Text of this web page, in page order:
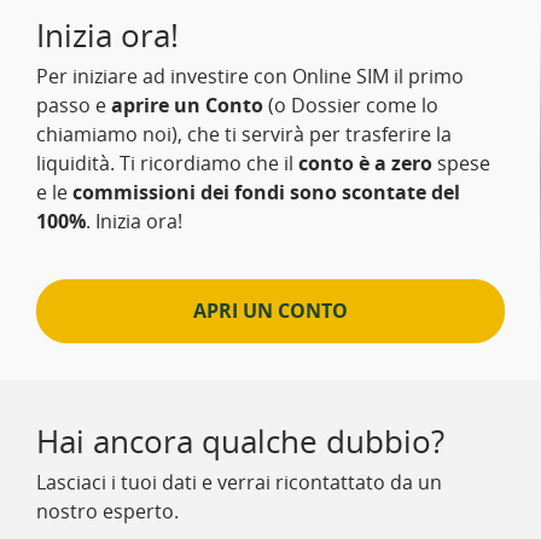
Inizia ora!
Per iniziare ad investire con Online SIM il primo
passo eaprire un Conto(o Dossier come lo
chiamiamo noi), che ti servirà per trasferire la
liquidità. Ti ricordiamo che il conto è a zero spese
e lecommissioni dei fondi sono scontate del
100%. Inizia ora!
APRI UN CONTO
Hai ancora qualche dubbio?
Lasciaci i tuoi dati e verrai ricontattato da un
nostro esperto.